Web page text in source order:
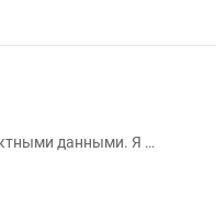
данными. Я …